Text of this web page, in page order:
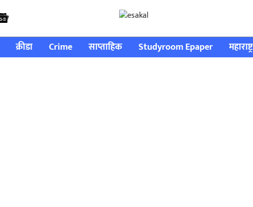
क्रीडा Crime साप्ताहिक Studyroom Epaper महाराष्ट्र